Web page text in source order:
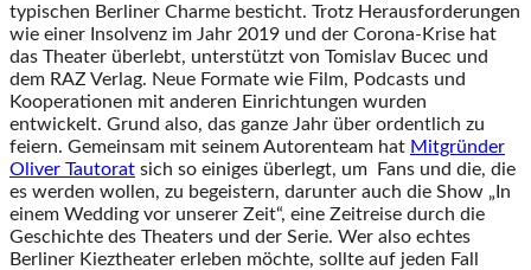
typischen Berliner Charme besticht. Trotz Herausforderungen
wie einer Insolvenz im Jahr 2019 und der Corona-Krise hat
das Theater überlebt, unterstützt von Tomislav Bucec und
dem RAZ Verlag. Neue Formate wie Film, Podcasts und
Kooperationen mit anderen Einrichtungen wurden
entwickelt. Grund also, das ganze Jahr über ordentlich zu
feiern. Gemeinsam mit seinem Autorenteam hat Mitgründer
Oliver Tautorat sich so einiges überlegt, um Fans und die, die
es werden wollen, zu begeistern, darunter auch die Show „In
einem Wedding vor unserer Zeit“, eine Zeitreise durch die
Geschichte des Theaters und der Serie. Wer also echtes
Berliner Kieztheater erleben möchte, sollte auf jeden Fall